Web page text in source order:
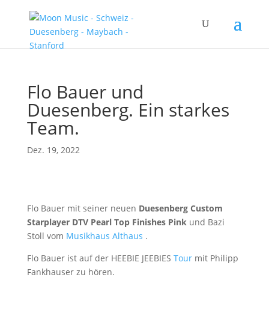
Flo Bauer und
Duesenberg. Ein starkes
Team.
Dez. 19, 2022
Flo Bauer mit seiner neuen Duesenberg Custom
Starplayer DTV Pearl Top Finishes Pinkund Bazi
Stoll vom Musikhaus Althaus .
Flo Bauer ist auf der HEEBIE JEEBIES Tourmit Philipp
Fankhauser zu hören.